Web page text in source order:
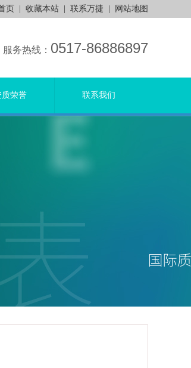
页 收藏本站 联系万捷 网站地图
服务热线： 0517-86886897
质荣誉 联系我们